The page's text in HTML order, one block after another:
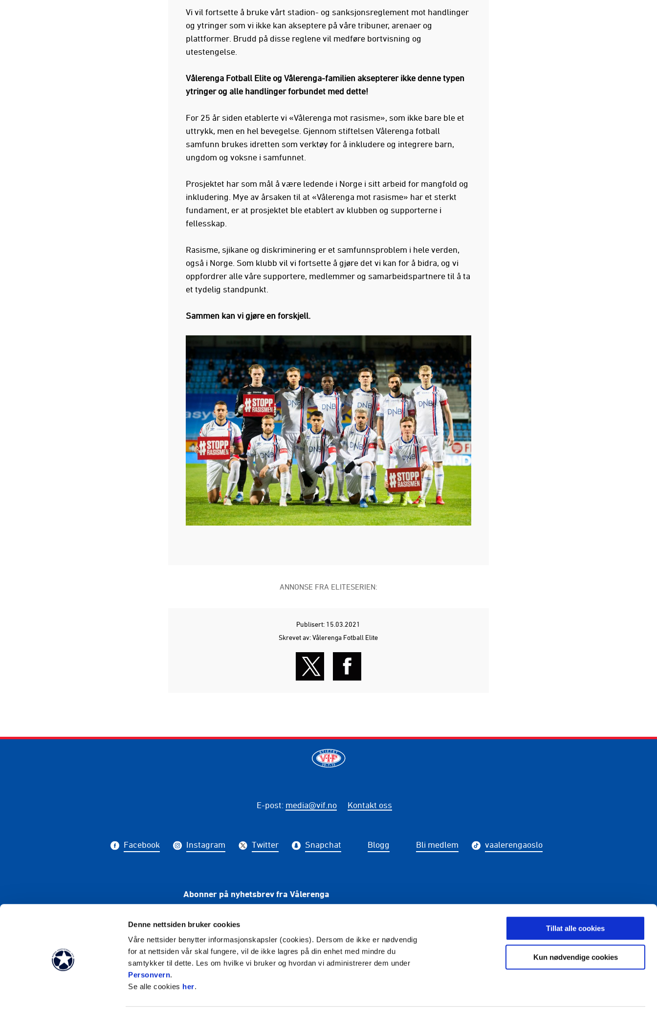
Denne nettsiden bruker cookies
Våre nettsider benytter informasjonskapsler (cookies). Dersom de ikke er nødvendig
for at nettsiden vår skal fungere, vil de ikke lagres på din enhet med mindre du
samtykker til dette. Les om hvilke vi bruker og hvordan vi administrerer dem under
Personvern.
Se alle cookies her.
Tillat alle cookies
Kun nødvendige cookies
Vi vil fortsette å bruke vårt stadion- og sanksjonsreglement mot handlinger
og ytringer som vi ikke kan akseptere på våre tribuner, arenaer og
plattformer. Brudd på disse reglene vil medføre bortvisning og
utestengelse.
Vålerenga Fotball Elite og Vålerenga-familien aksepterer ikke denne typen
ytringer og alle handlinger forbundet med dette!
For 25 år siden etablerte vi «Vålerenga mot rasisme», som ikke bare ble et
uttrykk, men en hel bevegelse. Gjennom stiftelsen Vålerenga fotball
samfunn brukes idretten som verktøy for å inkludere og integrere barn,
ungdom og voksne i samfunnet.
Prosjektet har som mål å være ledende i Norge i sitt arbeid for mangfold og
inkludering. Mye av årsaken til at «Vålerenga mot rasisme» har et sterkt
fundament, er at prosjektet ble etablert av klubben og supporterne i
fellesskap.
Rasisme, sjikane og diskriminering er et samfunnsproblem i hele verden,
også i Norge. Som klubb vil vi fortsette å gjøre det vi kan for å bidra, og vi
oppfordrer alle våre supportere, medlemmer og samarbeidspartnere til å ta
et tydelig standpunkt.
Sammen kan vi gjøre en forskjell.
ANNONSE FRA ELITESERIEN:
Publisert: 15.03.2021
Skrevet av: Vålerenga Fotball Elite
E-post: media@vif.no Kontakt oss
Facebook Instagram Twitter Snapchat Blogg Bli medlem vaalerengaoslo
Abonner på nyhetsbrev fra Vålerenga